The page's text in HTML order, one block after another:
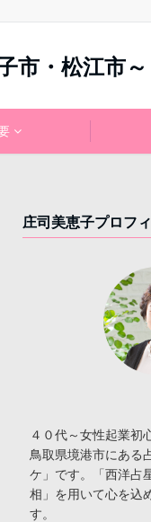
市・松江市～
庄司美恵子プロフ
４０代～女性起業初
鳥取県境港市にある
ケ」です。「西洋占
相」を用いて心を込
す。